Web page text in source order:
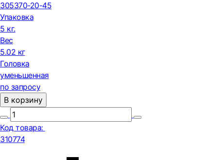
305370-20-45
Упаковка
5 кг.
Вес
5.02 кг
Головка
уменьшенная
по запросу
В корзину
Код товара:
310774